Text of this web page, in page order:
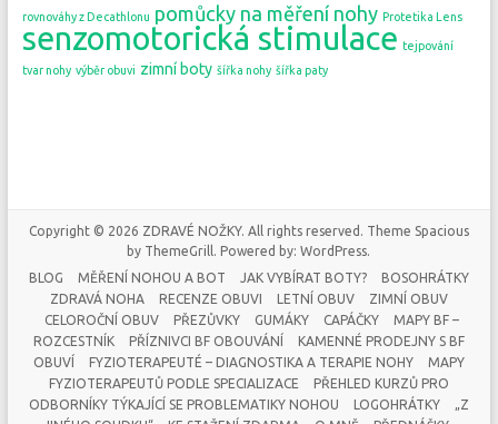
rovnováhy z Decathlonu pomůcky na měření nohy Protetika Lens
senzomotorická stimulace tejpování
tvar nohy výběr obuvi zimní boty šířka nohy šířka paty
Copyright © 2026 ZDRAVÉ NOŽKY. All rights reserved. Theme Spacious
by ThemeGrill. Powered by:WordPress.
BLOG
MĚŘENÍ NOHOU A BOT JAK VYBÍRAT BOTY?
BOSOHRÁTKY
ZDRAVÁ NOHA
RECENZE OBUVI LETNÍ OBUV
ZIMNÍ OBUV
CELOROČNÍ OBUV
PŘEZŮVKY GUMÁKY CAPÁČKY
MAPY BF –
ROZCESTNÍK
PŘÍZNIVCI BF OBOUVÁNÍ
KAMENNÉ PRODEJNY S BF
OBUVÍ
FYZIOTERAPEUTÉ – DIAGNOSTIKA A TERAPIE NOHY
MAPY
FYZIOTERAPEUTŮ PODLE SPECIALIZACE
PŘEHLED KURZŮ PRO
ODBORNÍKY TÝKAJÍCÍ SE PROBLEMATIKY NOHOU
LOGOHRÁTKY
„Z